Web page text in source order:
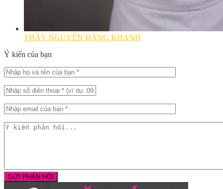
THẦY NGUYỄN ĐĂNG KHANH
Ý kiến của bạn